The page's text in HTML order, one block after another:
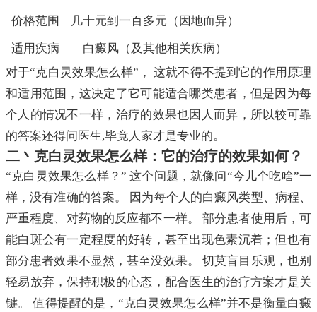
价格范围 几十元到一百多元（因地而异）
适用疾病
白癜风（及其他相关疾病）
对于“克白灵效果怎么样”， 这就不得不提到它的作用原理
和适用范围，这决定了它可能适合哪类患者，但是因为每
个人的情况不一样，治疗的效果也因人而异，所以较可靠
的答案还得问医生,毕竟人家才是专业的。
二丶克白灵效果怎么样：它的治疗的效果如何？
“克白灵效果怎么样？” 这个问题，就像问“今儿个吃啥”一
样，没有准确的答案。 因为每个人的白癜风类型、病程、
严重程度、对药物的反应都不一样。 部分患者使用后，可
能白斑会有一定程度的好转，甚至出现色素沉着；但也有
部分患者效果不显然，甚至没效果。 切莫盲目乐观，也别
轻易放弃，保持积极的心态，配合医生的治疗方案才是关
键。 值得提醒的是，“克白灵效果怎么样”并不是衡量白癜